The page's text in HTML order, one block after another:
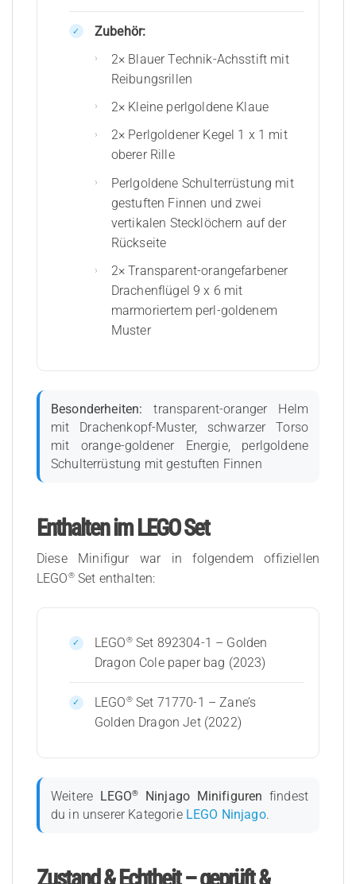
Zubehör:
2× Blauer Technik-Achsstift mit
Reibungsrillen
2× Kleine perlgoldene Klaue
2× Perlgoldener Kegel 1 x 1 mit
oberer Rille
Perlgoldene Schulterrüstung mit
gestuften Finnen und zwei
vertikalen Stecklöchern auf der
Rückseite
2× Transparent-orangefarbener
Drachenflügel 9 x 6 mit
marmoriertem perl-goldenem
Muster
Besonderheiten: transparent-oranger Helm
mit Drachenkopf-Muster, schwarzer Torso
mit orange-goldener Energie, perlgoldene
Schulterrüstung mit gestuften Finnen
Enthalten im LEGO Set
Diese Minifigur war in folgendem offiziellen
LEGO®Set enthalten:
LEGO®Set 892304-1 – Golden
Dragon Cole paper bag (2023)
LEGO®Set 71770-1 – Zane’s
Golden Dragon Jet (2022)
Weitere LEGO® Ninjago Minifiguren findest
du in unserer Kategorie LEGO Ninjago.
Zustand & Echtheit – geprüft &